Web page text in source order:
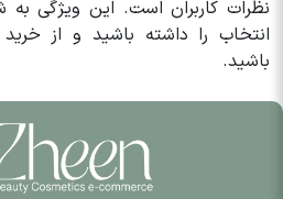
نظرات کاربران است. این ویژگی
انتخاب را داشته باشید و از
باشید.